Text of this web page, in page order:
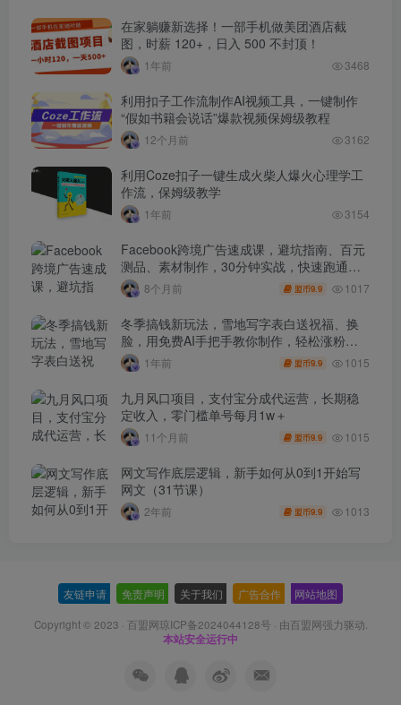
在家躺赚新选择！一部手机做美团酒店截
图，时薪 120+，日入 500 不封顶！
1年前 3468
利用扣子工作流制作AI视频工具，一键制作
“假如书籍会说话”爆款视频保姆级教程
12个月前 3162
利用Coze扣子一键生成火柴人爆火心理学工
作流，保姆级教学
1年前 3154
Facebook跨境广告速成课，避坑指南、百元
测品、素材制作，30分钟实战，快速跑通首
单出单8个月前 盟币9.9 1017
冬季搞钱新玩法，雪地写字表白送祝福、换
脸，用免费AI手把手教你制作，轻松涨粉
3.5w，接单到手软
1年前 盟币9.9 1015
九月风口项目，支付宝分成代运营，长期稳
定收入，零门槛单号每月1w＋
11个月前 盟币9.9 1015
网文写作底层逻辑，新手如何从0到1开始写
网文（31节课）
2年前 盟币9.9 1013
友链申请 免责声明 关于我们 广告合作 网站地图
Copyright © 2023 · 百盟网琼ICP备2024044128号 · 由百盟网强力驱动.
本站安全运行中